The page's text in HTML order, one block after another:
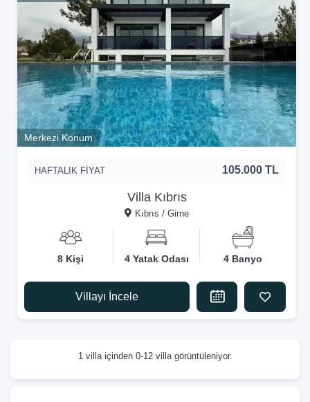
Merkezi Konum
Villa Kıbrıs
Kıbrıs / Girne
HAFTALIK FİYAT 105.000 TL
8 Kişi 4 Yatak Odası 4 Banyo
Villayı İncele
1 villa içinden 0-12 villa görüntüleniyor.